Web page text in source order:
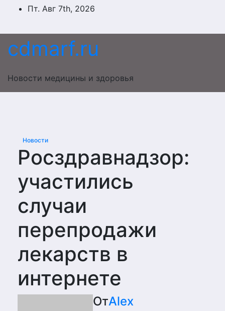
ПерейтиПт. Авг 7th, 2026
cdmarf.ru
Новости медицины и здоровья
Новости
Росздравнадзор:
участились
случаи
перепродажи
лекарств в
интернете
ОтAlex